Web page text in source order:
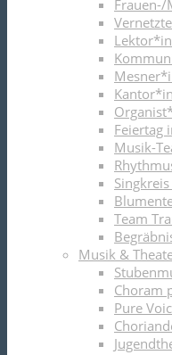
Feiertag
Musik-
Team
Musik &
Choram
Pure